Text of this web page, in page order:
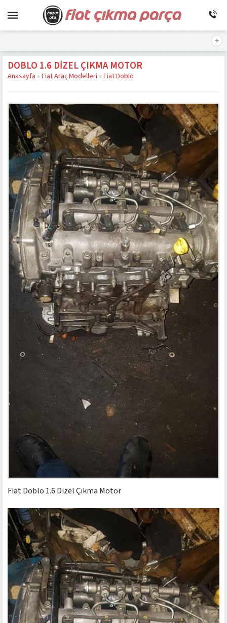
DOBLO 1.6 DIZEL ÇIKMA MOTOR
Anasayfa » Fiat Araç Modelleri » Fiat Doblo
Fiat Doblo 1.6 Dizel Çıkma Motor